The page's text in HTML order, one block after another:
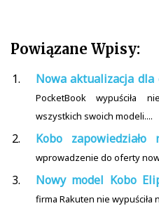
Powiązane Wpisy:
Nowa aktualizacja dla
PocketBook wypuściła
wszystkich swoich modeli....
Kobo zapowiedziało
wprowadzenie do oferty
Nowy model Kobo
firma Rakuten nie wypuściła